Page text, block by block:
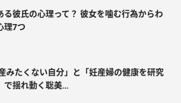
る彼氏の心理って？ 彼女を噛む行為からわ
理7つ
みたくない自分」と「妊産婦の健康を研究
で揺れ動く聡美...